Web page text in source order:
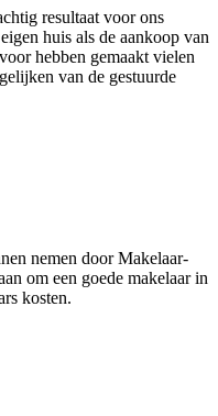
resultaat voor ons
huis als de aankoop van
hebben gemaakt vielen
van de gestuurde
nemen door Makelaar-
om een goede makelaar in
kosten.